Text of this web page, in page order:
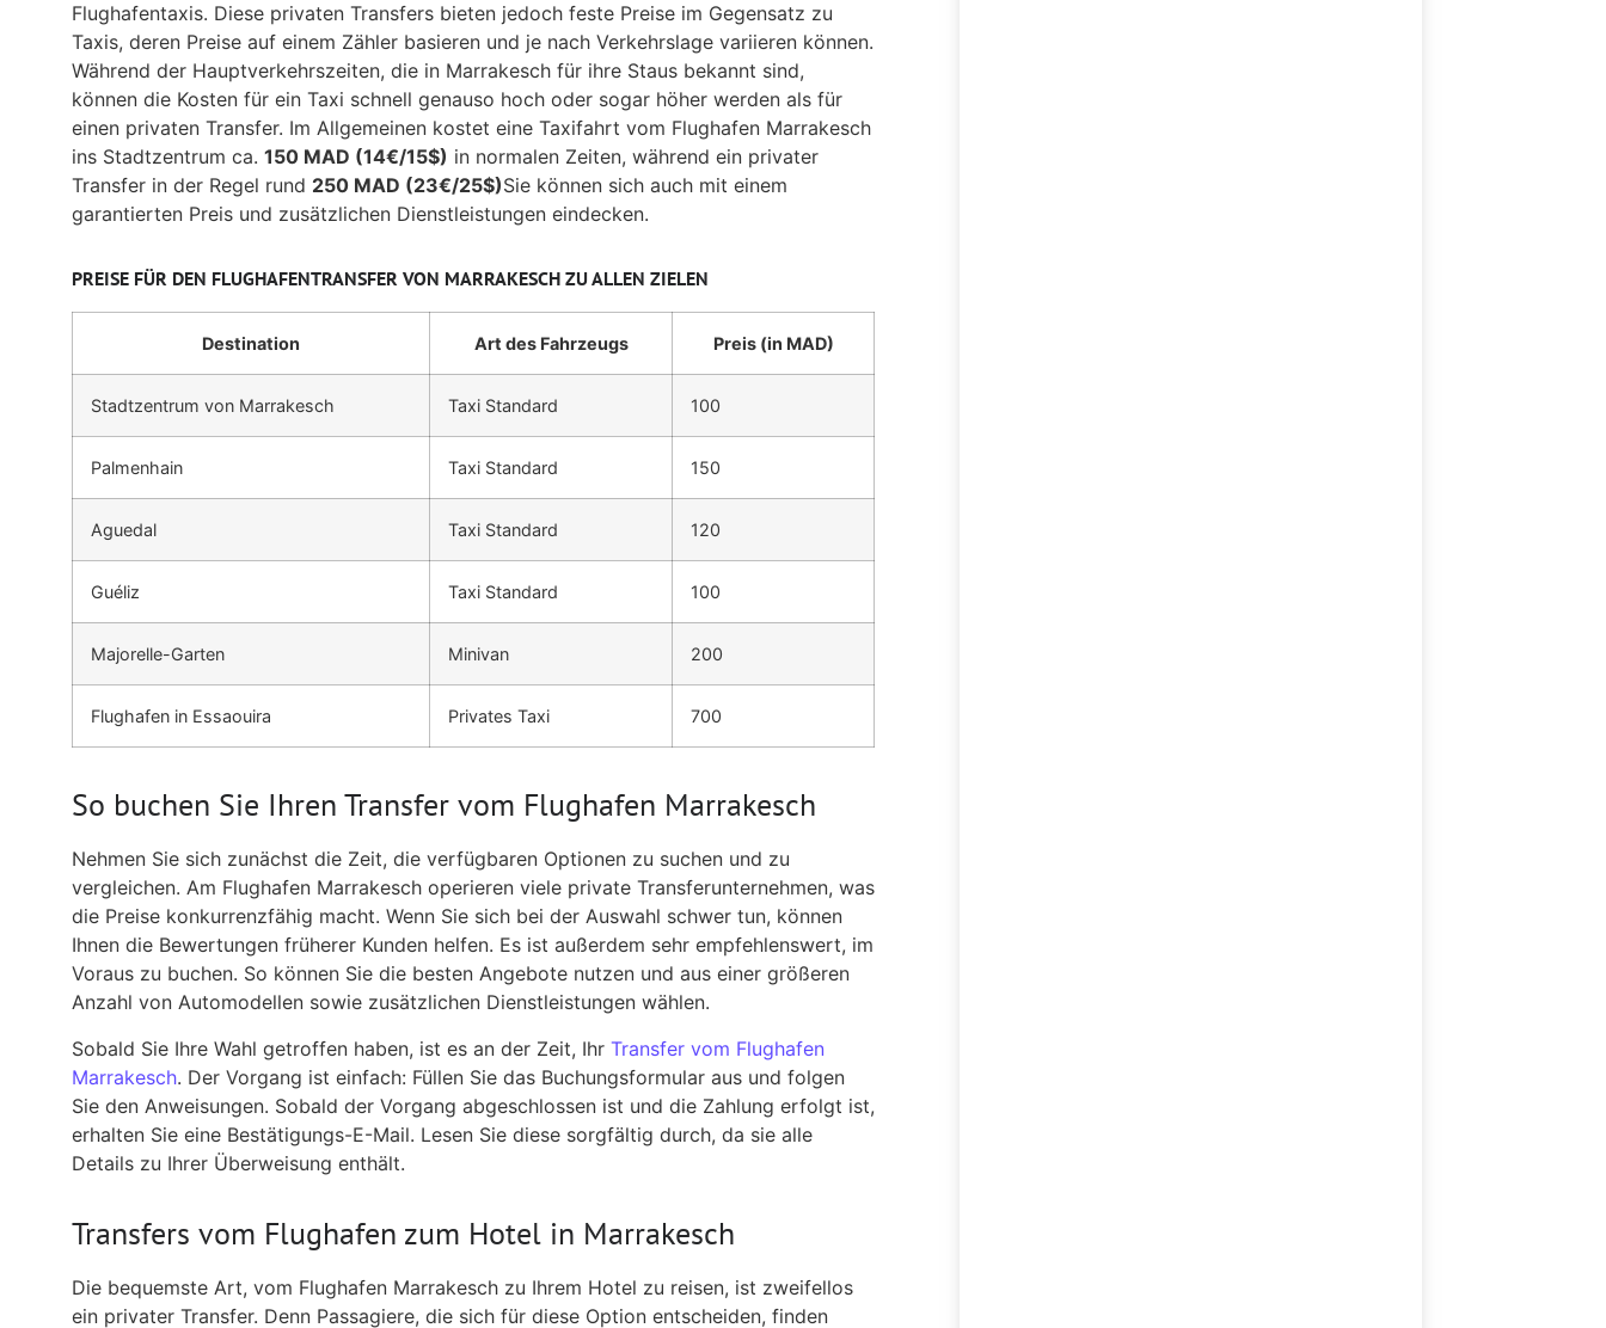
Flughafentaxis. Diese privaten Transfers bieten jedoch feste Preise im Gegensatz zu
Taxis, deren Preise auf einem Zähler basieren und je nach Verkehrslage variieren können.
Während der Hauptverkehrszeiten, die in Marrakesch für ihre Staus bekannt sind,
können die Kosten für ein Taxi schnell genauso hoch oder sogar höher werden als für
einen privaten Transfer. Im Allgemeinen kostet eine Taxifahrt vom Flughafen Marrakesch
ins Stadtzentrum ca. 150 MAD (14€/15$) in normalen Zeiten, während ein privater
Transfer in der Regel rund 250 MAD (23€/25$)Sie können sich auch mit einem
garantierten Preis und zusätzlichen Dienstleistungen eindecken.
PREISE FÜR DEN FLUGHAFENTRANSFER VON MARRAKESCH ZU ALLEN ZIELEN
Destination Art des Fahrzeugs Preis (in MAD)
Stadtzentrum von Marrakesch Taxi Standard 100
Palmenhain Taxi Standard 150
Aguedal Taxi Standard 120
Guéliz Taxi Standard 100
Majorelle-Garten Minivan 200
Flughafen in Essaouira Privates Taxi 700
So buchen Sie Ihren Transfer vom Flughafen Marrakesch
Nehmen Sie sich zunächst die Zeit, die verfügbaren Optionen zu suchen und zu
vergleichen. Am Flughafen Marrakesch operieren viele private Transferunternehmen, was
die Preise konkurrenzfähig macht. Wenn Sie sich bei der Auswahl schwer tun, können
Ihnen die Bewertungen früherer Kunden helfen. Es ist außerdem sehr empfehlenswert, im
Voraus zu buchen. So können Sie die besten Angebote nutzen und aus einer größeren
Anzahl von Automodellen sowie zusätzlichen Dienstleistungen wählen.
Sobald Sie Ihre Wahl getroffen haben, ist es an der Zeit, Ihr Transfer vom Flughafen
Marrakesch. Der Vorgang ist einfach: Füllen Sie das Buchungsformular aus und folgen
Sie den Anweisungen. Sobald der Vorgang abgeschlossen ist und die Zahlung erfolgt ist,
erhalten Sie eine Bestätigungs-E-Mail. Lesen Sie diese sorgfältig durch, da sie alle
Details zu Ihrer Überweisung enthält.
Transfers vom Flughafen zum Hotel in Marrakesch
Die bequemste Art, vom Flughafen Marrakesch zu Ihrem Hotel zu reisen, ist zweifellos
ein privater Transfer. Denn Passagiere, die sich für diese Option entscheiden, finden